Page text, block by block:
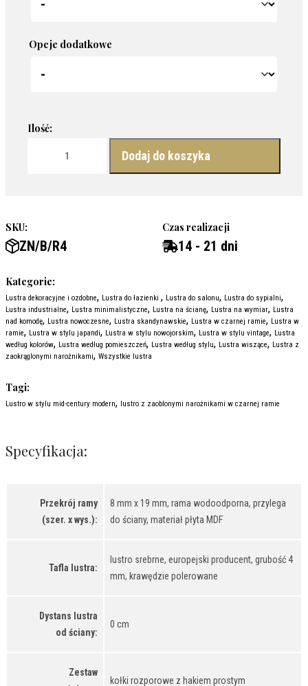
Opcje dodatkowe
ilość Lustro Corner Black - zaokrąglone w czarnej ramie
Dodaj do koszyka
SKU:
ZN/B/R4
Czas realizacji
14 - 21 dni
Kategorie:
Lustra dekoracyjne i ozdobne, Lustra do łazienki , Lustra do salonu, Lustra do sypialni,
Lustra industrialne, Lustra minimalistyczne, Lustra na ścianę, Lustra na wymiar, Lustra
nad komodę, Lustra nowoczesne, Lustra skandynawskie, Lustra w czarnej ramie, Lustra w
ramie, Lustra w stylu japandi, Lustra w stylu nowojorskim, Lustra w stylu vintage, Lustra
według kolorów, Lustra według pomieszczeń, Lustra według stylu, Lustra wiszące, Lustra z
zaokrąglonymi narożnikami, Wszystkie lustra
Tagi:
Lustro w stylu mid-century modern, lustro z zaoblonymi narożnikami w czarnej ramie
Specyfikacja:
Przekrój ramy
(szer. x wys.):
8 mm x 19 mm, rama wodoodporna, przylega
do ściany, materiał płyta MDF
Tafla lustra:
lustro srebrne, europejski producent, grubość 4
mm, krawędzie polerowane
Dystans lustra
od ściany:
0 cm
Zestaw
kołki rozporowe z hakiem prostym